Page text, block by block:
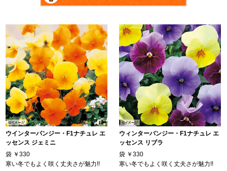
ウインターパンジー・F1ナチュレ エ
ッセンス ジェミニ
袋 ￥330
寒い冬でもよく咲く丈夫さが魅力!!
ウィンターパンジー・F1ナチュレ エ
ッセンス リブラ
袋 ￥330
寒い冬でもよく咲く丈夫さが魅力!!